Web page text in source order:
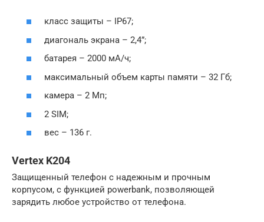
класс защиты – IP67;
диагональ экрана – 2,4”;
батарея – 2000 мА/ч;
максимальный объем карты памяти – 32 Гб;
камера – 2 Мп;
2 SIM;
вес – 136 г.
Vertex K204
Защищенный телефон с надежным и прочным
корпусом, с функцией powerbank, позволяющей
зарядить любое устройство от телефона.